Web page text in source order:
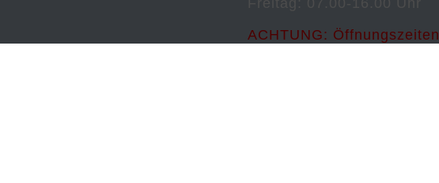
ACHTUNG: Öffnungszeiten